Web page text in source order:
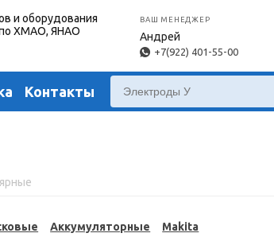
и оборудования
по ХМАО, ЯНАО
ВАШ МЕНЕДЖЕР
Андрей
+7(922) 401-55-00
Контакты
Аккумуляторные Makita